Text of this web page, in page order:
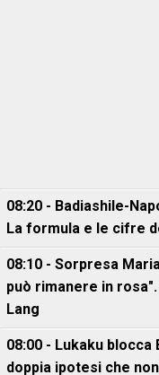
08:20 - Badiashile-
La formula e le cifre
08:10 - Sorpresa
può rimanere in
Lang
08:00 - Lukaku
doppia ipotesi che